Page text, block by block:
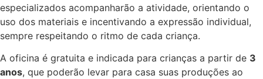
especializados acompanharão a atividade, orientando o
uso dos materiais e incentivando a expressão individual,
sempre respeitando o ritmo de cada criança.
A oficina é gratuita e indicada para crianças a partir de 3
anos, que poderão levar para casa suas produções ao